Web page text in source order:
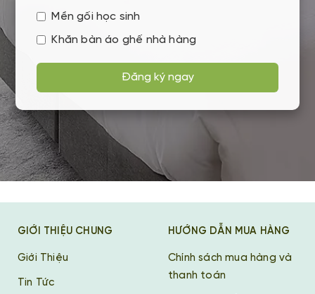
Mền gối học sinh
Khăn bàn áo ghế nhà hàng
Đăng ký ngay
GIỚI THIỆU CHUNG
Giới Thiệu
Tin Tức
HƯỚNG DẪN MUA HÀNG
Chính sách mua hàng và
thanh toán